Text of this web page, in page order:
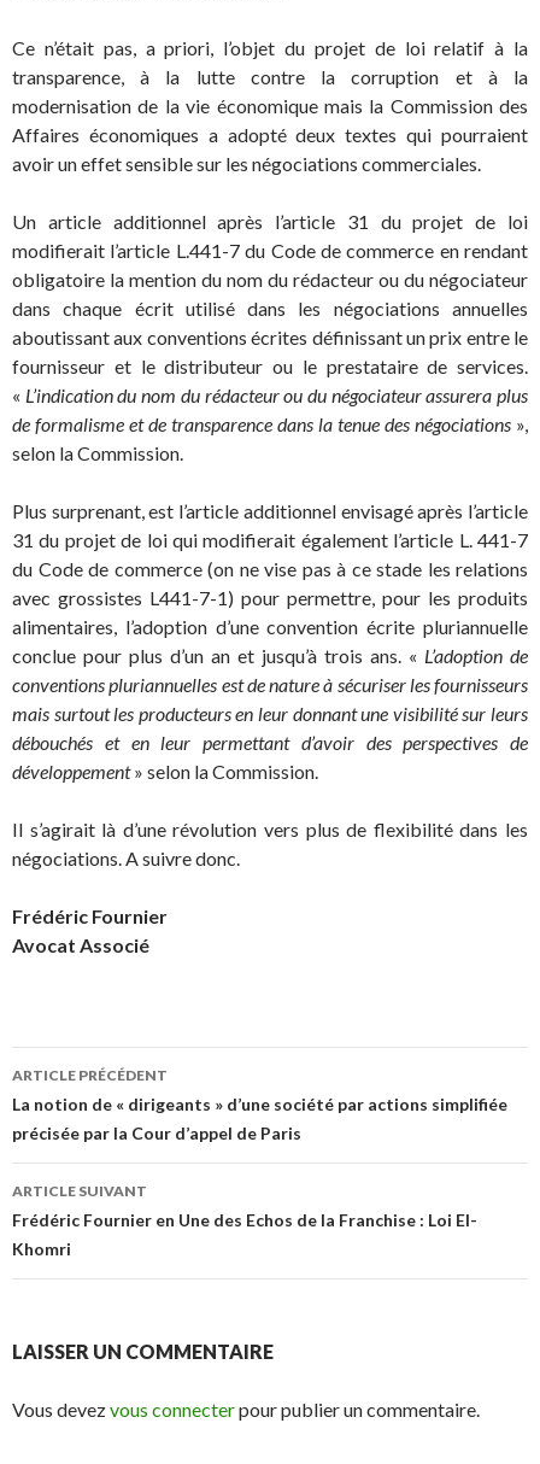
Ce n’était pas, a priori, l’objet du projet de loi relatif à la
transparence, à la lutte contre la corruption et à la
modernisation de la vie économique mais la Commission des
Affaires économiques a adopté deux textes qui pourraient
avoir un effet sensible sur les négociations commerciales.
Un article additionnel après l’article 31 du projet de loi
modifierait l’article L.441-7 du Code de commerce en rendant
obligatoire la mention du nom du rédacteur ou du négociateur
dans chaque écrit utilisé dans les négociations annuelles
aboutissant aux conventions écrites définissant un prix entre le
fournisseur et le distributeur ou le prestataire de services.
« L’indication du nom du rédacteur ou du négociateur assurera plus
de formalisme et de transparence dans la tenue des négociations »,
selon la Commission.
Plus surprenant, est l’article additionnel envisagé après l’article
31 du projet de loi qui modifierait également l’article L. 441-7
du Code de commerce (on ne vise pas à ce stade les relations
avec grossistes L441-7-1) pour permettre, pour les produits
alimentaires, l’adoption d’une convention écrite pluriannuelle
conclue pour plus d’un an et jusqu’à trois ans. « L’adoption de
conventions pluriannuelles est de nature à sécuriser les fournisseurs
mais surtout les producteurs en leur donnant une visibilité sur leurs
débouchés et en leur permettant d’avoir des perspectives de
développement» selon la Commission.
Il s’agirait là d’une révolution vers plus de flexibilité dans les
négociations. A suivre donc.
Frédéric Fournier
Avocat Associé
Navigation
des
articles
ARTICLE PRÉCÉDENT
La notion de « dirigeants » d’une société par actions simplifiée
précisée par la Cour d’appel de Paris
ARTICLE SUIVANT
Frédéric Fournier en Une des Echos de la Franchise : Loi El-
Khomri
LAISSER UN COMMENTAIRE
Vous devezvous connecterpour publier un commentaire.